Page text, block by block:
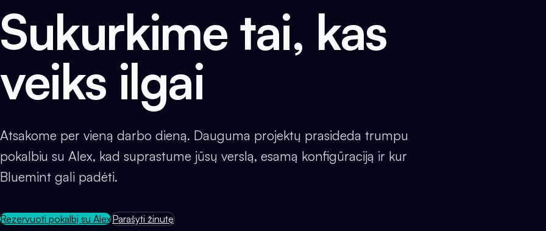
Sukurkime tai, kas
veiks ilgai
Atsakome per vieną darbo dieną. Dauguma projektų prasideda trumpu
pokalbiu su Alex, kad suprastume jūsų verslą, esamą konfigūraciją ir kur
Bluemint gali padėti.
Rezervuoti pokalbį su AlexParašyti žinutę